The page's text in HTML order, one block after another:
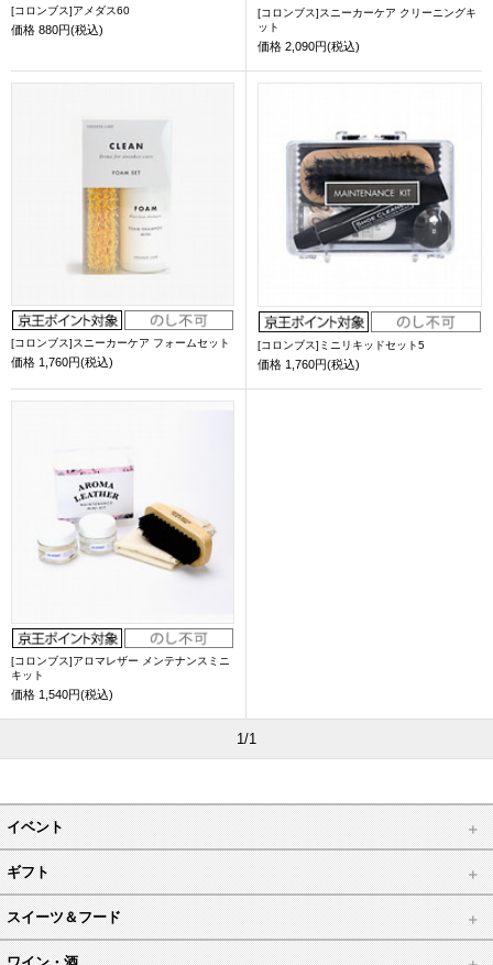
[コロンブス]アメダス60
価格 880円(税込)
[コロンブス]スニーカーケア クリーニングキ
ット
価格 2,090円(税込)
[コロンブス]スニーカーケア フォームセット
価格 1,760円(税込)
[コロンブス]ミニリキッドセット5
価格 1,760円(税込)
[コロンブス]アロマレザー メンテナンスミニ
キット
価格 1,540円(税込)
1/1
イベント
ギフト
スイーツ＆フード